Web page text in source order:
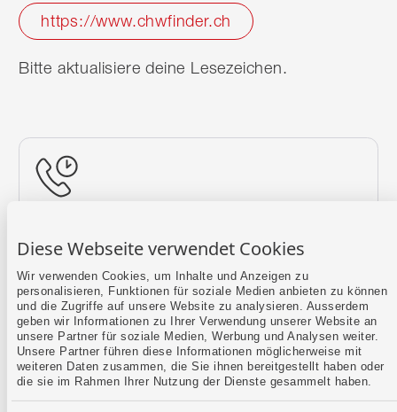
Diese Webseite verwendet Cookies
Wir verwenden Cookies, um Inhalte und Anzeigen zu
personalisieren, Funktionen für soziale Medien anbieten zu können
und die Zugriffe auf unsere Website zu analysieren. Ausserdem
geben wir Informationen zu Ihrer Verwendung unserer Website an
unsere Partner für soziale Medien, Werbung und Analysen weiter.
Unsere Partner führen diese Informationen möglicherweise mit
weiteren Daten zusammen, die Sie ihnen bereitgestellt haben oder
die sie im Rahmen Ihrer Nutzung der Dienste gesammelt haben.
https://www.chwfinder.ch
Bitte aktualisiere deine Lesezeichen.
Mehr erfahren